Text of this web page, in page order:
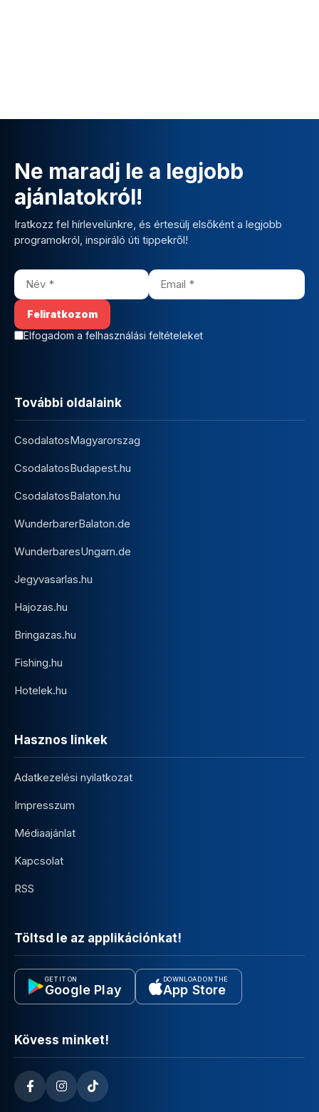
Ne maradj le a legjobb
ajánlatokról!
Iratkozz fel hírlevelünkre, és értesülj elsőként a legjobb
programokról, inspiráló úti tippekről!
Elfogadom a felhasználási feltételeket
További oldalaink
CsodalatosMagyarorszag
CsodalatosBudapest.hu
CsodalatosBalaton.hu
WunderbarerBalaton.de
WunderbaresUngarn.de
Jegyvasarlas.hu
Hajozas.hu
Bringazas.hu
Fishing.hu
Hotelek.hu
Hasznos linkek
Adatkezelési nyilatkozat
Impresszum
Médiaajánlat
Kapcsolat
RSS
Töltsd le az applikációnkat!
GET IT ON
Google Play
DOWNLOAD ON THE
App Store
Kövess minket!